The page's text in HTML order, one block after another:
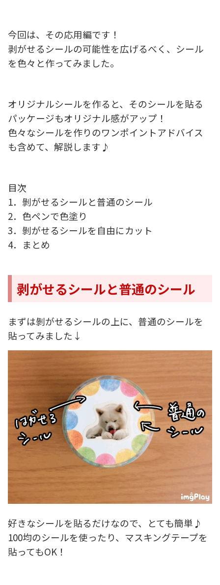
今回は、その応用編です！
剥がせるシールの可能性を広げるべく、シール
を色々と作ってみました。
オリジナルシールを作ると、そのシールを貼る
パッケージもオリジナル感がアップ！
色々なシールを作りのワンポイントアドバイス
も含めて、解説します♪
目次
1．剝がせるシールと普通のシール
2．色ペンで色塗り
3．剝がせるシールを自由にカット
4．まとめ
剥がせるシールと普通のシール
まずは剝がせるシールの上に、普通のシールを
貼ってみました↓
好きなシールを貼るだけなので、とても簡単♪
100均のシールを使ったり、マスキングテープを
貼ってもOK！